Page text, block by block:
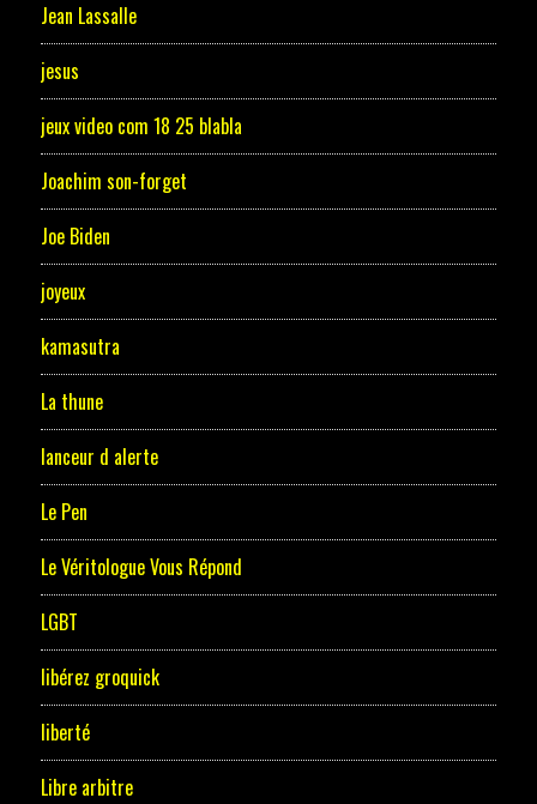
Jean Lassalle
jesus
jeux video com 18 25 blabla
Joachim son-forget
Joe Biden
joyeux
kamasutra
La thune
lanceur d alerte
Le Pen
Le Véritologue Vous Répond
LGBT
libérez groquick
liberté
Libre arbitre